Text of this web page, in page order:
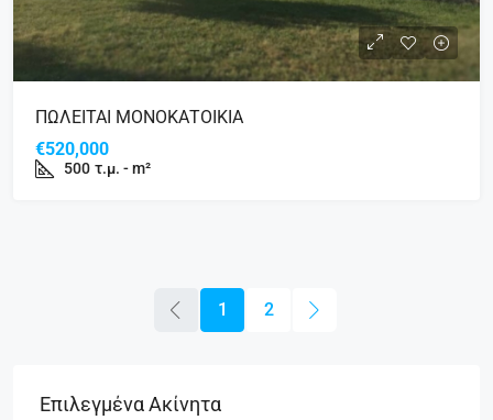
ΠΩΛΕΙΤΑΙ ΜΟΝΟΚΑΤΟΙΚΙΑ
€520,000
500 τ.μ. - m²
1 2
Επιλεγμένα Ακίνητα